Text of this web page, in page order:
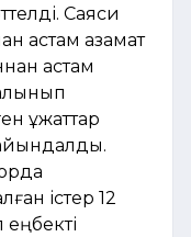
Саяси
астам азамат
астам
құжаттар
істер 12
еңбекті